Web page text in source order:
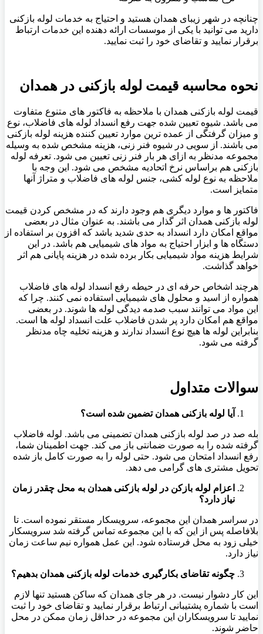
چنانچه در شهر زیبای همدان هستید و احتیاج به خدمات لوله بازکنی
دارید می توانید با یکی از موسسات ارائه دهنده این خدمات ارتباط
برقرار نمایید و تقاضای خود را ثبت نمایید.
نحوه محاسبه قیمت لوله بازکنی در همدان
قیمت لوله بازکنی همدان با ملاحظه به فاکتور های متنوع متفاوت
می باشد. شیوه تعیین شده جهت رفع انسداد لوله های فاضلاب، نوع
و میزان گرفتگی از عمده ترین موارد تعیین کننده هزینه لوله بازکنی
می باشند. از سویی در شیوه فنر زنی، هزینه مشخص شده به وسیله
مجموعه مدنظر به ازای هر بار فنر زنی تعیین می شود. تعرفه لوله
بازکنی هم براساس نرخ اتحادیه مشخص می شود. این وجه با
ملاحظه به نوع لوله کشی، جنس لوله های فاضلاب و متراژ آنها
متمایز است.
فاکتور ها و موارد دیگری هم وجود دارند که در مشخص کردن قیمت
لوله بازکنی همدان اثر گذار می باشند. به عنوان مثال در بعضی
مواقع امکان دارد انسداد به حدی شدید باشد که افزون بر استفاده از
دستگاه ها و ابزار احتیاج به مواد های شیمیایی هم باشد. در این
شرایط هزینه مواد شیمیایی بکار برده شده در هزینه پایانی هم اثر
خواهد گذاشت.
هرچند اشخاص حرفه ای در حیطه رفع انسداد لوله های فاضلاب
همواره از اسید و محلول های شیمیایی استفاده نمی کنند. چرا که
این مواد می توانند سبب صدمه دیدگی لوله ها شوند. در بعضی
مواقع هم امکان دارد پر شدن فاضلاب علت انسداد لوله ها است.
بنابراین لوله ها هیچ نوع انسداد ندارند و هزینه تخلیه چاه مدنظر
گرفته می شود.
سوالات متداول
آیا لوله بازکنی همدان تضمین شده است؟
بله صد در صد لوله بازکنی همدان تضمینی می باشد. لوله فاضلاب
گرفته شده را به صورت ضمانتی باز می کند. جهت اطمینان شما،
رفع انسداد امتحان می شود. حتی لوله را به صورت کامل باز شده
تحویل مشتری های گرامی می دهد.
اعزام لوله بازکن در لوله بازکنی همدان به محل چقدر زمان
نیاز دارد؟
در سراسر همدان این مجموعه، سرویسکار مستقر نموده است. تا
بلافاصله پس از این که با این مجموعه تماس گرفته شد سرویسکار
خیلی زود به محل فرستاده شود. این عمل همواره نیم ساعت زمان
نیاز دارد.
چگونه تقاضای بکارگیری خدمات لوله بازکنی همدان بدهیم؟
این کار دشوار نیست. در هر جای همدان که ساکن هستید تنها لازم
است با شماره پشتیبانی ارتباط برقرار نمایید و تقاضای خود را ثبت
نمایید تا سرویسکاران این مجموعه در حداقل زمان ممکن در محل
حاضر شوند.